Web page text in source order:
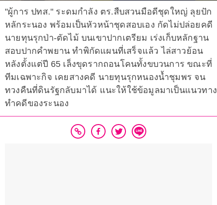
"ผู้การ ปทส." ระดมกำลัง ตร.สืบสวนมือดีชุดใหญ่ ลุยปัก
หลักระนอง พร้อมเป็นหัวหน้าชุดสอบเอง กัดไม่ปล่อยคดี
นายทุนรุกป่า-ตัดไม้ บนเขาปากเตรียม เร่งเก็บหลักฐาน
สอบปากคำพยาน ทำพิกัดแผนที่เสร็จแล้ว ไล่สาวย้อน
หลังตั้งแต่ปี 65 เล็งขุดรากถอนโคนทั้งขบวนการ ขณะที่
ทีมเฉพาะกิจ เคยสางคดี นายทุนรุกหนองน้ำชุมพร จน
ทวงคืนที่ดินรัฐกลับมาได้ แนะให้ใช้ข้อมูลมาเป็นแนวทาง
ทำคดีของระนอง